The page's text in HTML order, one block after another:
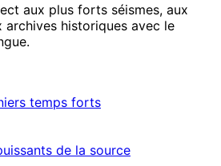
aux plus forts séismes, aux
archives historiques avec le
temps forts
de la source